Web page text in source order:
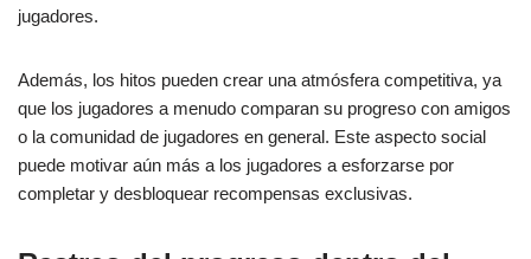
jugadores.
Además, los hitos pueden crear una atmósfera competitiva, ya
que los jugadores a menudo comparan su progreso con amigos
o la comunidad de jugadores en general. Este aspecto social
puede motivar aún más a los jugadores a esforzarse por
completar y desbloquear recompensas exclusivas.